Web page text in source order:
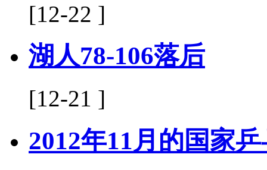
[12-22 ]
湖人78-106落后
[12-21 ]
2012年11月的国家